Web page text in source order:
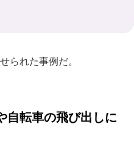
られた事例だ。
自転車の飛び出しに